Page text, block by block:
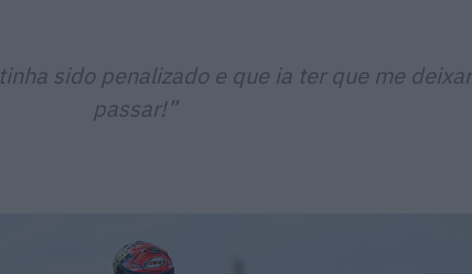
tinha sido penalizado e que ia ter que me deixar
passar!”